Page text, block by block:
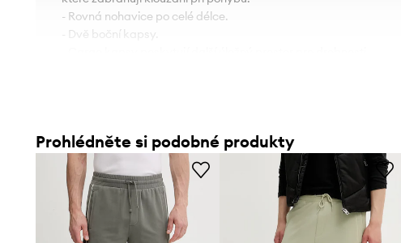
- Rovná nohavice po celé délce.
- Dvě boční kapsy.
- Výška sedu: 35 cm.
- Spodní šířka nohavice: 28 cm.
- Šířka nohavice: 32 cm.
- Délka nohavic: 55 cm.
- Rozměry pro velikost: 48.
Prohlédněte si podobné produkty